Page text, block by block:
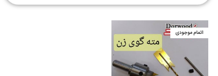
اتمام موجودی